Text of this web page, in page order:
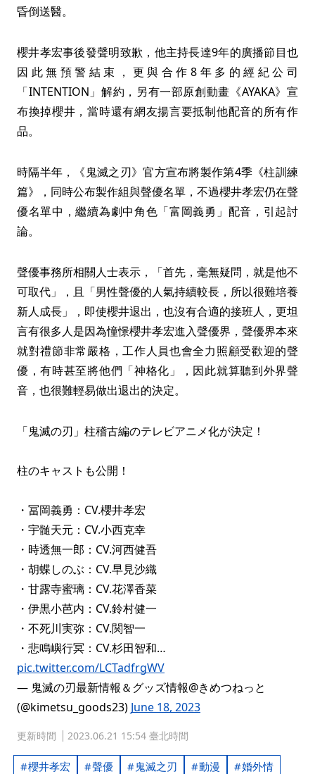
昏倒送醫。
櫻井孝宏事後發聲明致歉，他主持長達9年的廣播節目也
因此無預警結束，更與合作8年多的經紀公司
「INTENTION」解約，另有一部原創動畫《AYAKA》宣
布換掉櫻井，當時還有網友揚言要抵制他配音的所有作
品。
時隔半年，《鬼滅之刃》官方宣布將製作第4季《柱訓練
篇》，同時公布製作組與聲優名單，不過櫻井孝宏仍在聲
優名單中，繼續為劇中角色「富岡義勇」配音，引起討
論。
聲優事務所相關人士表示，「首先，毫無疑問，就是他不
可取代」，且「男性聲優的人氣持續較長，所以很難培養
新人成長」，即使櫻井退出，也沒有合適的接班人，更坦
言有很多人是因為憧憬櫻井孝宏進入聲優界，聲優界本來
就對禮節非常嚴格，工作人員也會全力照顧受歡迎的聲
優，有時甚至將他們「神格化」，因此就算聽到外界聲
音，也很難輕易做出退出的決定。
「鬼滅の刃」柱稽古編のテレビアニメ化が決定！
柱のキャストも公開！
・冨岡義勇：CV.櫻井孝宏
・宇髄天元：CV.小西克幸
・時透無一郎：CV.河西健吾
・胡蝶しのぶ：CV.早見沙織
・甘露寺蜜璃：CV.花澤香菜
・伊黒小芭内：CV.鈴村健一
・不死川実弥：CV.関智一
・悲鳴嶼行冥：CV.杉田智和…
pic.twitter.com/LCTadfrgWV
— 鬼滅の刃最新情報＆グッズ情報@きめつねっと
(@kimetsu_goods23) June 18, 2023
更新時間 2023.06.21 15:54 臺北時間
櫻井孝宏 聲優 鬼滅之刃 動漫
婚外情